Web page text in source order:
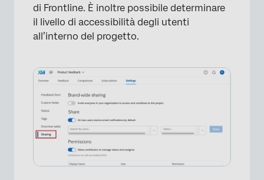
di Frontline. È inoltre possibile determinare
il livello di accessibilità degli utenti
all’interno del progetto.